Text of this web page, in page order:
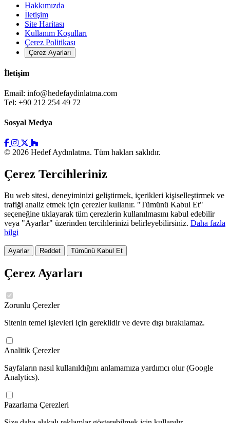
Hakkımızda
İletişim
Site Haritası
Kullanım Koşulları
Çerez Politikası
Çerez Ayarları
İletişim
Email: info@hedefaydinlatma.com
Tel: +90 212 254 49 72
Sosyal Medya
© 2026 Hedef Aydınlatma. Tüm hakları saklıdır.
Çerez Tercihleriniz
Bu web sitesi, deneyiminizi geliştirmek, içerikleri kişiselleştirmek ve
trafiği analiz etmek için çerezler kullanır. "Tümünü Kabul Et"
seçeneğine tıklayarak tüm çerezlerin kullanılmasını kabul edebilir
veya "Ayarlar" üzerinden tercihlerinizi belirleyebilirsiniz. Daha fazla
bilgi
Ayarlar Reddet Tümünü Kabul Et
Çerez Ayarları
Zorunlu Çerezler
Sitenin temel işlevleri için gereklidir ve devre dışı bırakılamaz.
Analitik Çerezler
Sayfaların nasıl kullanıldığını anlamamıza yardımcı olur (Google
Analytics).
Pazarlama Çerezleri